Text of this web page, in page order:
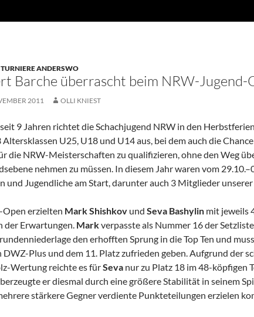
TURNIERE ANDERSWO
Barche überrascht beim NRW-Jugend-
2011 OLLI KNIEST
9 Jahren richtet die Schachjugend NRW in den
Altersklassen U25, U18 und U14 aus, bei dem auch die
die NRW-Meisterschaften zu qualifizieren, ohne den Weg
nehmen zu müssen. In diesem Jahr waren vom
und Jugendliche am Start, darunter auch 3 Mitglieder
-Open erzielten Mark Shishkov und Seva Bashylin mit jeweils
der Erwartungen. Markverpasste als Nummer 16 der
den erhofften Sprung in die Top Ten und
DWZ-Plus und dem 11. Platz zufrieden geben. Aufgrund der
Wertung reichte es fürSeva nur zu Platz 18 im 48-köpfigen
er diesmal durch eine größere Stabilität in seinem
stärkere Gegner verdiente Punkteteilungen erzielen